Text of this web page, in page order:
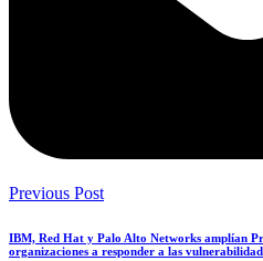
Previous Post
IBM, Red Hat y Palo Alto Networks amplían
organizaciones a responder a las